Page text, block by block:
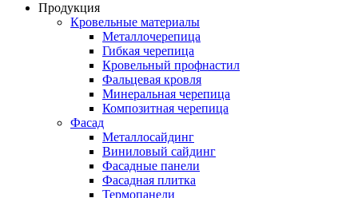
Продукция
Кровельные материалы
Металлочерепица
Гибкая черепица
Кровельный профнастил
Фальцевая кровля
Минеральная черепица
Композитная черепица
Фасад
Металлосайдинг
Виниловый сайдинг
Фасадные панели
Фасадная плитка
Термопанели